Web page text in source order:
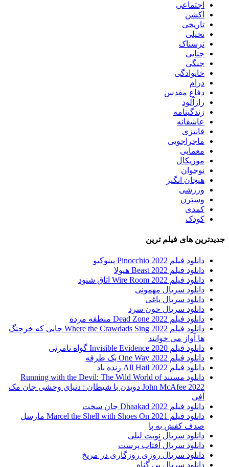
اجتماعی
اکشن
تاریخی
تخیلی
ترسناک
جنایی
جنگی
خانوادگی
درام
دفاع مقدس
رازآلود
زندگینامه
عاشقانه
فانتزی
ماجراجویی
معمایی
موزیکال
نوجوان
هیجان انگیز
ورزشی
وسترن
کمدی
کودک
جدیدترین های فیلم ترین
دانلود فیلم Pinocchio 2022 پینوکیو
دانلود فیلم Beast 2022 هیولا
دانلود فیلم Wire Room 2022 اتاق شنود
دانلود سریال مهمونی
دانلود سریال یاغی
دانلود سریال خون سرد
دانلود فیلم 2022 Dead Zone منطقه مرده
دانلود فیلم Where the Crawdads Sing 2022 جایی که خرچنگ
ها آواز می خوانند
دانلود فیلم 2020 Invisible Evidence گواه نامرئی
دانلود فیلم One Way 2022 یک طرفه
دانلود فیلم All Hail 2022 زنده باد
دانلود مستند Running with the Devil: The Wild World of
John McAfee 2022 دویدن با شیطان : دنیای وحشی جان مک
آفی
دانلود فیلم Dhaakad 2022 جان سخت
دانلود فیلم Marcel the Shell with Shoes On 2021 مارسل
صدف کفش به پا
دانلود سریال نوبت لیلی
دانلود سریال آفتاب پرست
دانلود سریال روزی روزگاری در مریخ
دانلود سریال بی گناه